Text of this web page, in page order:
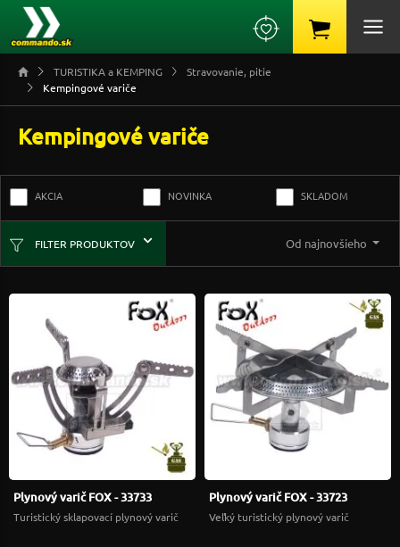
TURISTIKA a KEMPING
Stravovanie, pitie
Kempingové variče
Kempingové variče
AKCIA NOVINKA SKLADOM
FILTER PRODUKTOV Od najnovšieho
Plynový varič FOX - 33733
Turistický sklapovací plynový varič
Plynový varič FOX - 33723
Veľký turistický plynový varič